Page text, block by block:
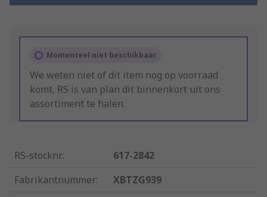
Momenteel niet beschikbaar
We weten niet of dit item nog op voorraad
komt, RS is van plan dit binnenkort uit ons
assortiment te halen.
RS-stocknr.:
617-2842
Fabrikantnummer:
XBTZG939